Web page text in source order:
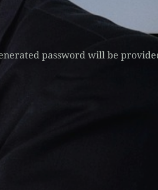
password will be